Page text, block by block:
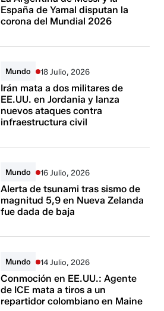
España de Yamal disputan la
corona del Mundial 2026
Mundo 18 Julio, 2026
Irán mata a dos militares de
EE.UU. en Jordania y lanza
nuevos ataques contra
infraestructura civil
Mundo 16 Julio, 2026
Alerta de tsunami tras sismo de
magnitud 5,9 en Nueva Zelanda
fue dada de baja
Mundo 14 Julio, 2026
Conmoción en EE.UU.: Agente
de ICE mata a tiros a un
repartidor colombiano en Maine